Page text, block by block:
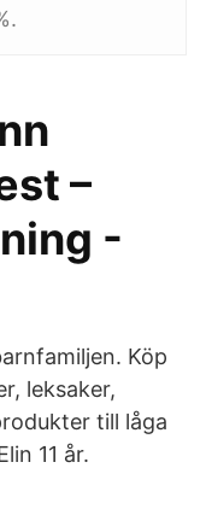
–
-
Köp
leksaker,
till låga
11 år.